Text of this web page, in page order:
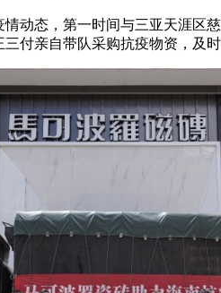
态，第一时间与三亚天涯区慈
付亲自带队采购抗疫物资，及